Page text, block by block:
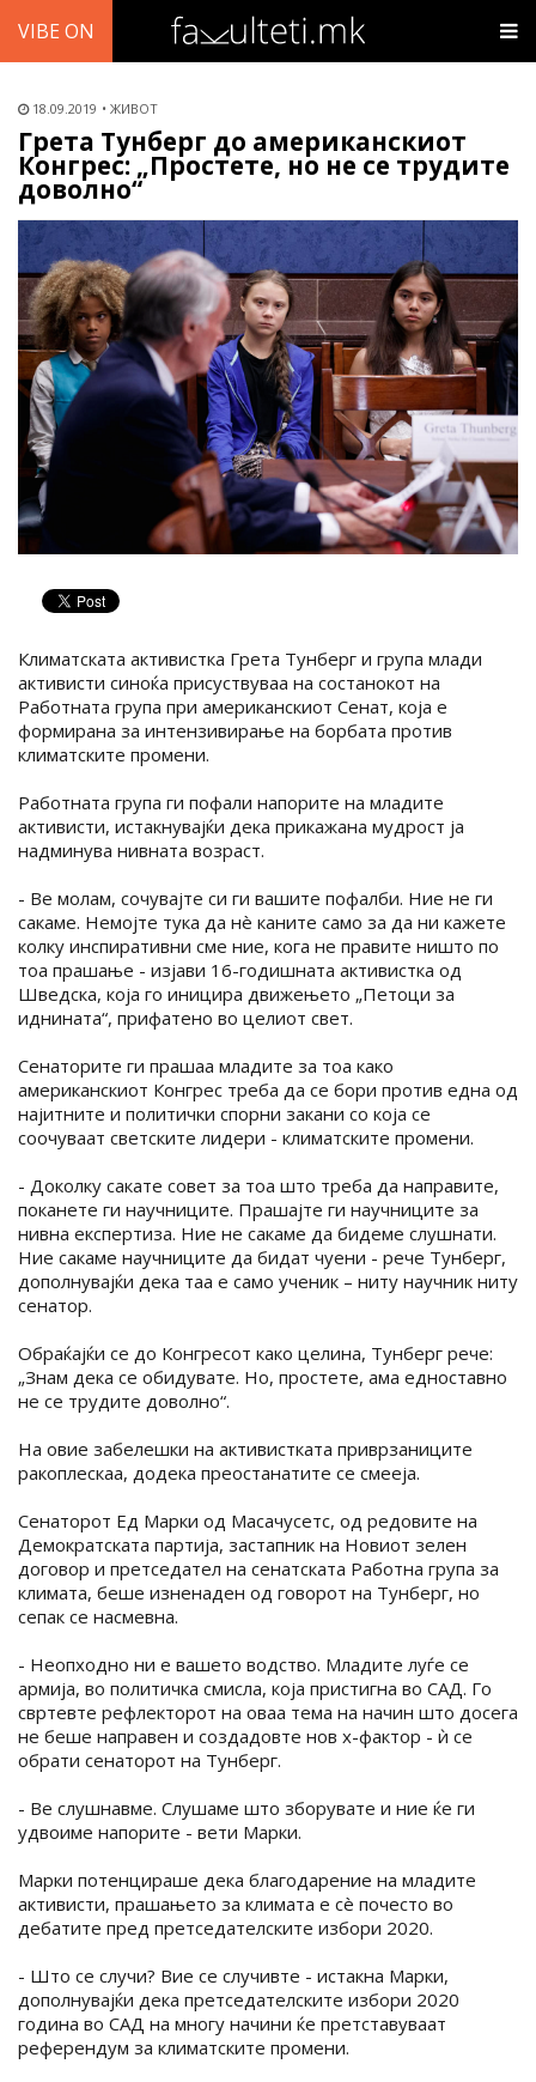
VIBE ON
18.09.2019 ЖИВОТ
Грета Тунберг до американскиот
Конгрес: „Простете, но не се трудите
доволно“
Климатската активистка Грета Тунберг и група млади
активисти синоќа присуствуваа на состанокот на
Работната група при американскиот Сенат, која е
формирана за интензивирање на борбата против
климатските промени.
Работната група ги пофали напорите на младите
активисти, истакнувајќи дека прикажана мудрост ја
надминува нивната возраст.
- Ве молам, сочувајте си ги вашите пофалби. Ние не ги
сакаме. Немојте тука да нè каните само за да ни кажете
колку инспиративни сме ние, кога не правите ништо по
тоа прашање - изјави 16-годишната активистка од
Шведска, која го иницира движењето „Петоци за
иднината“, прифатено во целиот свет.
Сенаторите ги прашаа младите за тоа како
американскиот Конгрес треба да се бори против една од
најитните и политички спорни закани со која се
соочуваат светските лидери - климатските промени.
- Доколку сакате совет за тоа што треба да направите,
поканете ги научниците. Прашајте ги научниците за
нивна експертиза. Ние не сакаме да бидеме слушнати.
Ние сакаме научниците да бидат чуени - рече Тунберг,
дополнувајќи дека таа е само ученик – ниту научник ниту
сенатор.
Обраќајќи се до Конгресот како целина, Тунберг рече:
„Знам дека се обидувате. Но, простете, ама едноставно
не се трудите доволно“.
На овие забелешки на активистката приврзаниците
ракоплескаа, додека преостанатите се смееја.
Сенаторот Ед Марки од Масачусетс, од редовите на
Демократската партија, застапник на Новиот зелен
договор и претседател на сенатската Работна група за
климата, беше изненаден од говорот на Тунберг, но
сепак се насмевна.
- Неопходно ни е вашето водство. Младите луѓе се
армија, во политичка смисла, која пристигна во САД. Го
свртевте рефлекторот на оваа тема на начин што досега
не беше направен и создадовте нов х-фактор - ѝ се
обрати сенаторот на Тунберг.
- Ве слушнавме. Слушаме што зборувате и ние ќе ги
удвоиме напорите - вети Марки.
Марки потенцираше дека благодарение на младите
активисти, прашањето за климата е сè почесто во
дебатите пред претседателските избори 2020.
- Што се случи? Вие се случивте - истакна Марки,
дополнувајќи дека претседателските избори 2020
година во САД на многу начини ќе претставуваат
референдум за климатските промени.